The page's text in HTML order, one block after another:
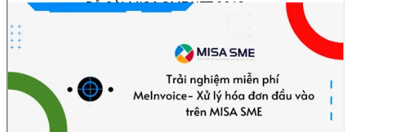
BỘ CÀI MISA SME.NET 2019
BỘ CÀI MISA SME.NET 2015, 2012, 2010
BỘ CÀI MISA MIMOSA.NET
BỘ CÀI MISA BAMBOO.NET 2020
BỘ CÀI MISA Panda.NET 2021
Bộ Cài MISA AMIS ACT
Bộ cài Meinvoice MISA Desktop